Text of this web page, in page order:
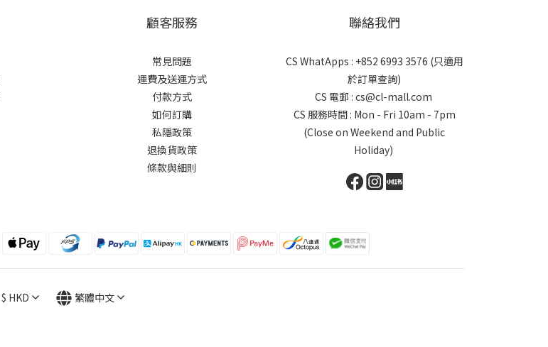
顧客服務
常見問題
運費及送運方式
付款方式
如何訂購
私隱政策
退換貨政策
條款與細則
聯絡我們
CS WhatApps : +852 6993 3576 (只適用
於訂單查詢)
CS 電郵 : cs@cl-mall.com
CS 服務時間 : Mon - Fri 10am - 7pm
(Close on Weekend and Public
Holiday)
$ HKD 繁體中文